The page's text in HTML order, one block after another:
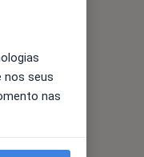
nos seus
nas